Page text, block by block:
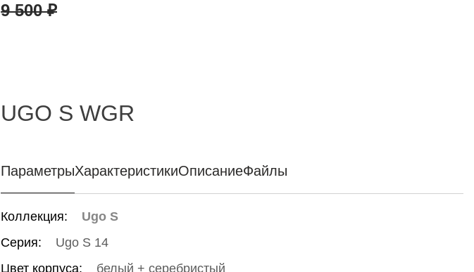
9 500₽
UGO S WGR
ПараметрыХарактеристикиОписаниеФайлы
Коллекция:
Ugo S
Серия:
Ugo S 14
Цвет корпуса:
белый + серебристый